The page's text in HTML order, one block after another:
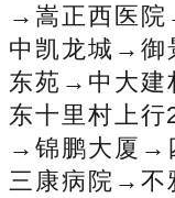
→嵩正西医
中凯龙城→
东苑→中大
东十里村上
→锦鹏大厦→
三康病院→